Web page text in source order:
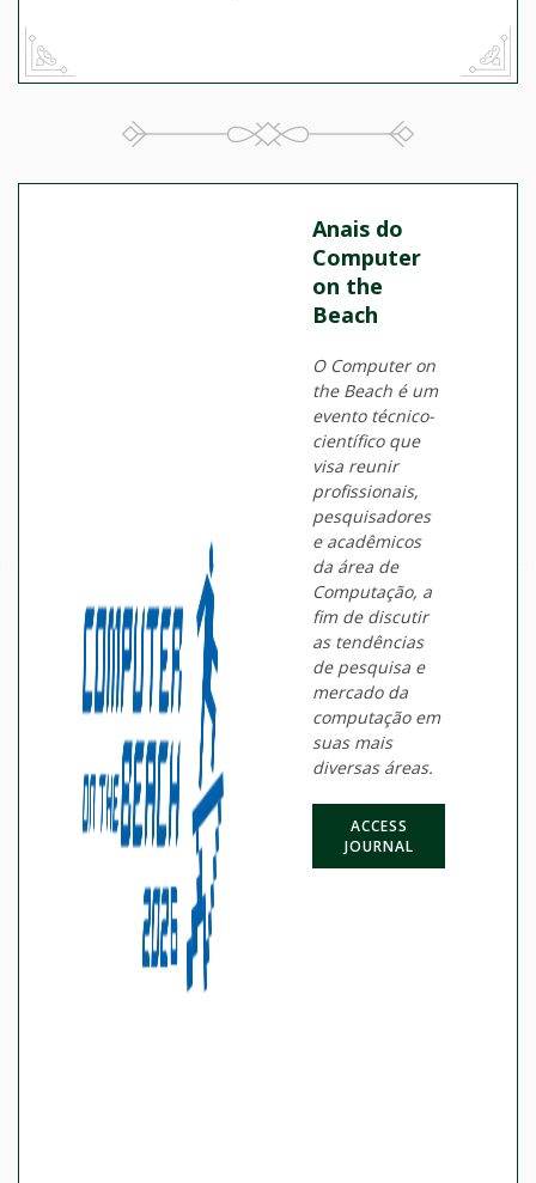
Anais do
Computer
on the
Beach
O Computer on
the Beach é um
evento técnico-
científico que
visa reunir
profissionais,
pesquisadores
e acadêmicos
da área de
Computação, a
fim de discutir
as tendências
de pesquisa e
mercado da
computação em
suas mais
diversas áreas.
ACCESS
JOURNAL